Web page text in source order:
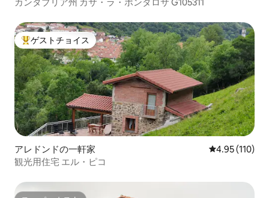
大好評のゲストチョイスです。
ゲストチョイス
アレドンドの一軒家 レビュー110
4.95 (110)
観光用住宅 エル・ピコ